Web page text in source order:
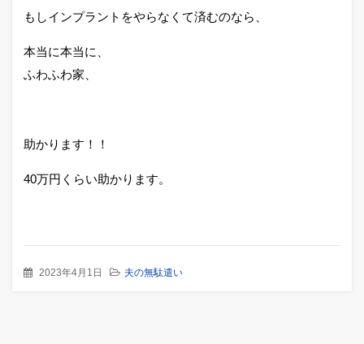
もしインプラントをやらなくて済むのなら、
本当に本当に、
ふわふわ家、
助かります！！
40万円くらい助かります。
2023年4月1日 夫の無駄遣い